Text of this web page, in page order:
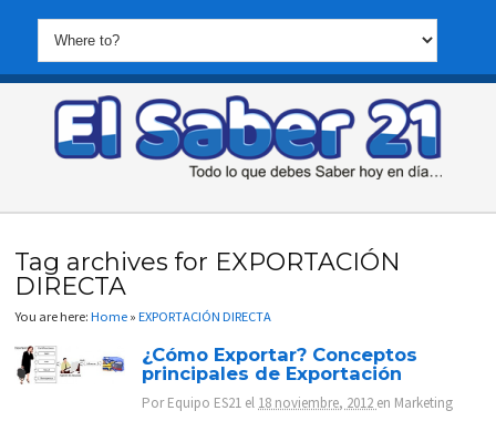
Tag archives for EXPORTACIÓN
DIRECTA
You are here:Home »EXPORTACIÓN DIRECTA
¿Cómo Exportar? Conceptos
principales de Exportación
PorEquipo ES21 el 18 noviembre, 2012 en Marketing